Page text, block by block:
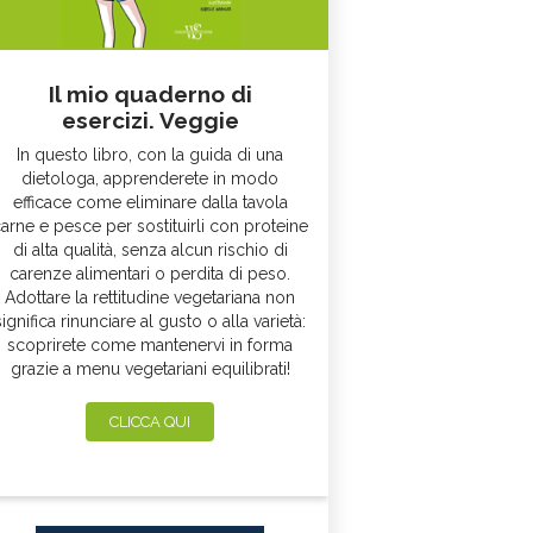
Il mio quaderno di
esercizi. Veggie
In questo libro, con la guida di una
dietologa, apprenderete in modo
efficace come eliminare dalla tavola
e pesce per sostituirli con proteine
di alta qualità, senza alcun rischio di
carenze alimentari o perdita di peso.
Adottare la rettitudine vegetariana non
rinunciare al gusto o alla varietà:
scoprirete come mantenervi in forma
grazie a menu vegetariani equilibrati!
CLICCA QUI